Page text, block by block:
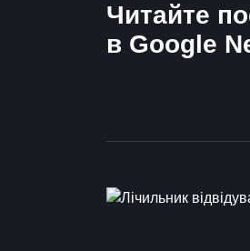
Читайте
в Google